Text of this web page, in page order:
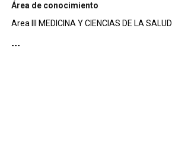
Área de conocimiento
Area III MEDICINA Y CIENCIAS DE LA SALUD
---